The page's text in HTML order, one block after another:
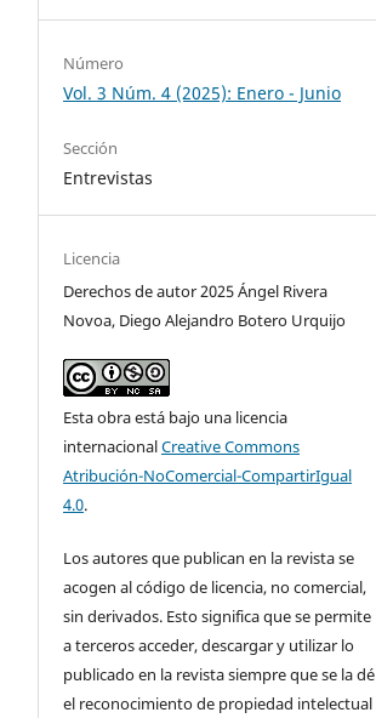
Número
Vol. 3 Núm. 4 (2025): Enero - Junio
Sección
Entrevistas
Licencia
Derechos de autor 2025 Ángel Rivera
Novoa, Diego Alejandro Botero Urquijo
Esta obra está bajo una licencia
internacionalCreative Commons
Atribución-NoComercial-CompartirIgual
4.0.
Los autores que publican en la revista se
acogen al código de licencia, no comercial,
sin derivados. Esto significa que se permite
a terceros acceder, descargar y utilizar lo
publicado en la revista siempre que se la dé
el reconocimiento de propiedad intelectual